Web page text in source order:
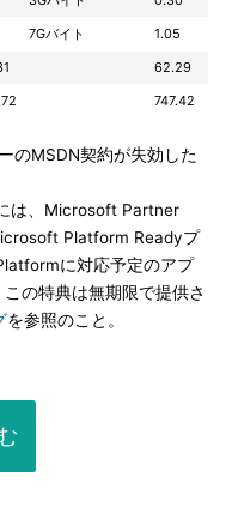
7Gバイト
1.05
62.29
747.42
のMSDN契約が失効した
は、Microsoft Partner
Platform Readyプ
に対応予定のアプ
の特典は無期限で提供さ
を参照のこと。